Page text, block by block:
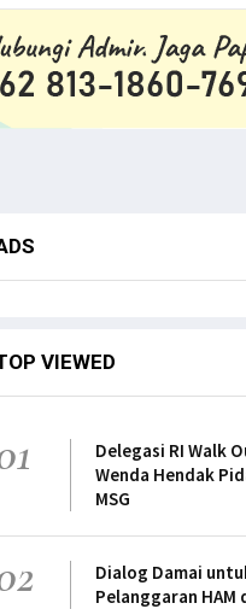
VIEWED
Delegasi RI Walk
Wenda Hendak
MSG
Dialog Damai
Pelanggaran HAM